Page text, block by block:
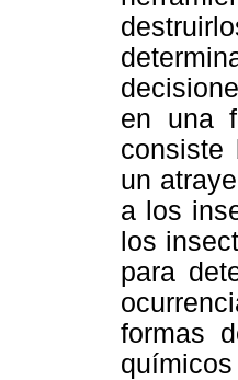
en una
consiste
un
a los
los
para
formas